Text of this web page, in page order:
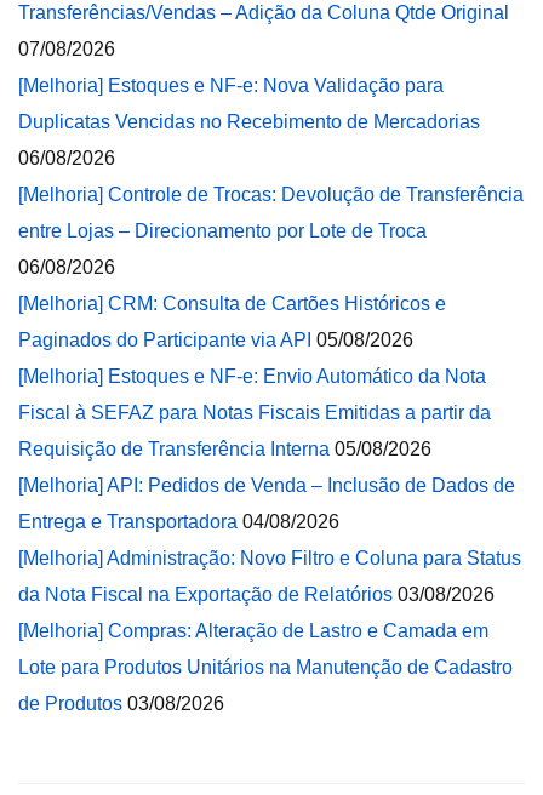
Transferências/Vendas – Adição da Coluna Qtde Original
07/08/2026
[Melhoria] Estoques e NF-e: Nova Validação para
Duplicatas Vencidas no Recebimento de Mercadorias
06/08/2026
[Melhoria] Controle de Trocas: Devolução de Transferência
entre Lojas – Direcionamento por Lote de Troca
06/08/2026
[Melhoria] CRM: Consulta de Cartões Históricos e
Paginados do Participante via API 05/08/2026
[Melhoria] Estoques e NF-e: Envio Automático da Nota
Fiscal à SEFAZ para Notas Fiscais Emitidas a partir da
Requisição de Transferência Interna 05/08/2026
[Melhoria] API: Pedidos de Venda – Inclusão de Dados de
Entrega e Transportadora 04/08/2026
[Melhoria] Administração: Novo Filtro e Coluna para Status
da Nota Fiscal na Exportação de Relatórios 03/08/2026
[Melhoria] Compras: Alteração de Lastro e Camada em
Lote para Produtos Unitários na Manutenção de Cadastro
de Produtos 03/08/2026